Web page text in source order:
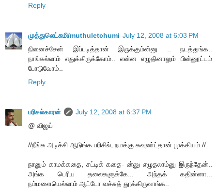
Reply
முத்துலெட்சுமி/muthuletchumi July 12, 2008 at 6:03 PM
நினைச்சேன் இப்படித்தான் இருக்கும்ன்னு .. நடத்துங்க..
நாங்கல்லாம் எதுக்கிருக்கோம்.. என்ன எழுதினாலும் பின்னூட்டம்
போடுவோம்..
Reply
பரிசல்காரன்
July 12, 2008 at 6:37 PM
@ விஜய்
//நீங்க அடிச்சி ஆடுங்க பரிசில், நமக்கு கவுண்ட்தான் முக்கியம்.//
நானும் காமக்கதை, சட்டிக் கதை- ன்னு எழுதலாம்னு இருந்தேன்..
அங்க பெரிய தலைகளுக்கே... அந்தக் கதின்னா...
நம்மளையெல்லாம் ஆட்டோ வச்சுத் தூக்கிருவாங்க..